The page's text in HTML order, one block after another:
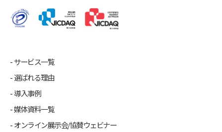
サービス一覧
選ばれる理由
導入事例
媒体資料一覧
オンライン展示会/協賛ウェビナー